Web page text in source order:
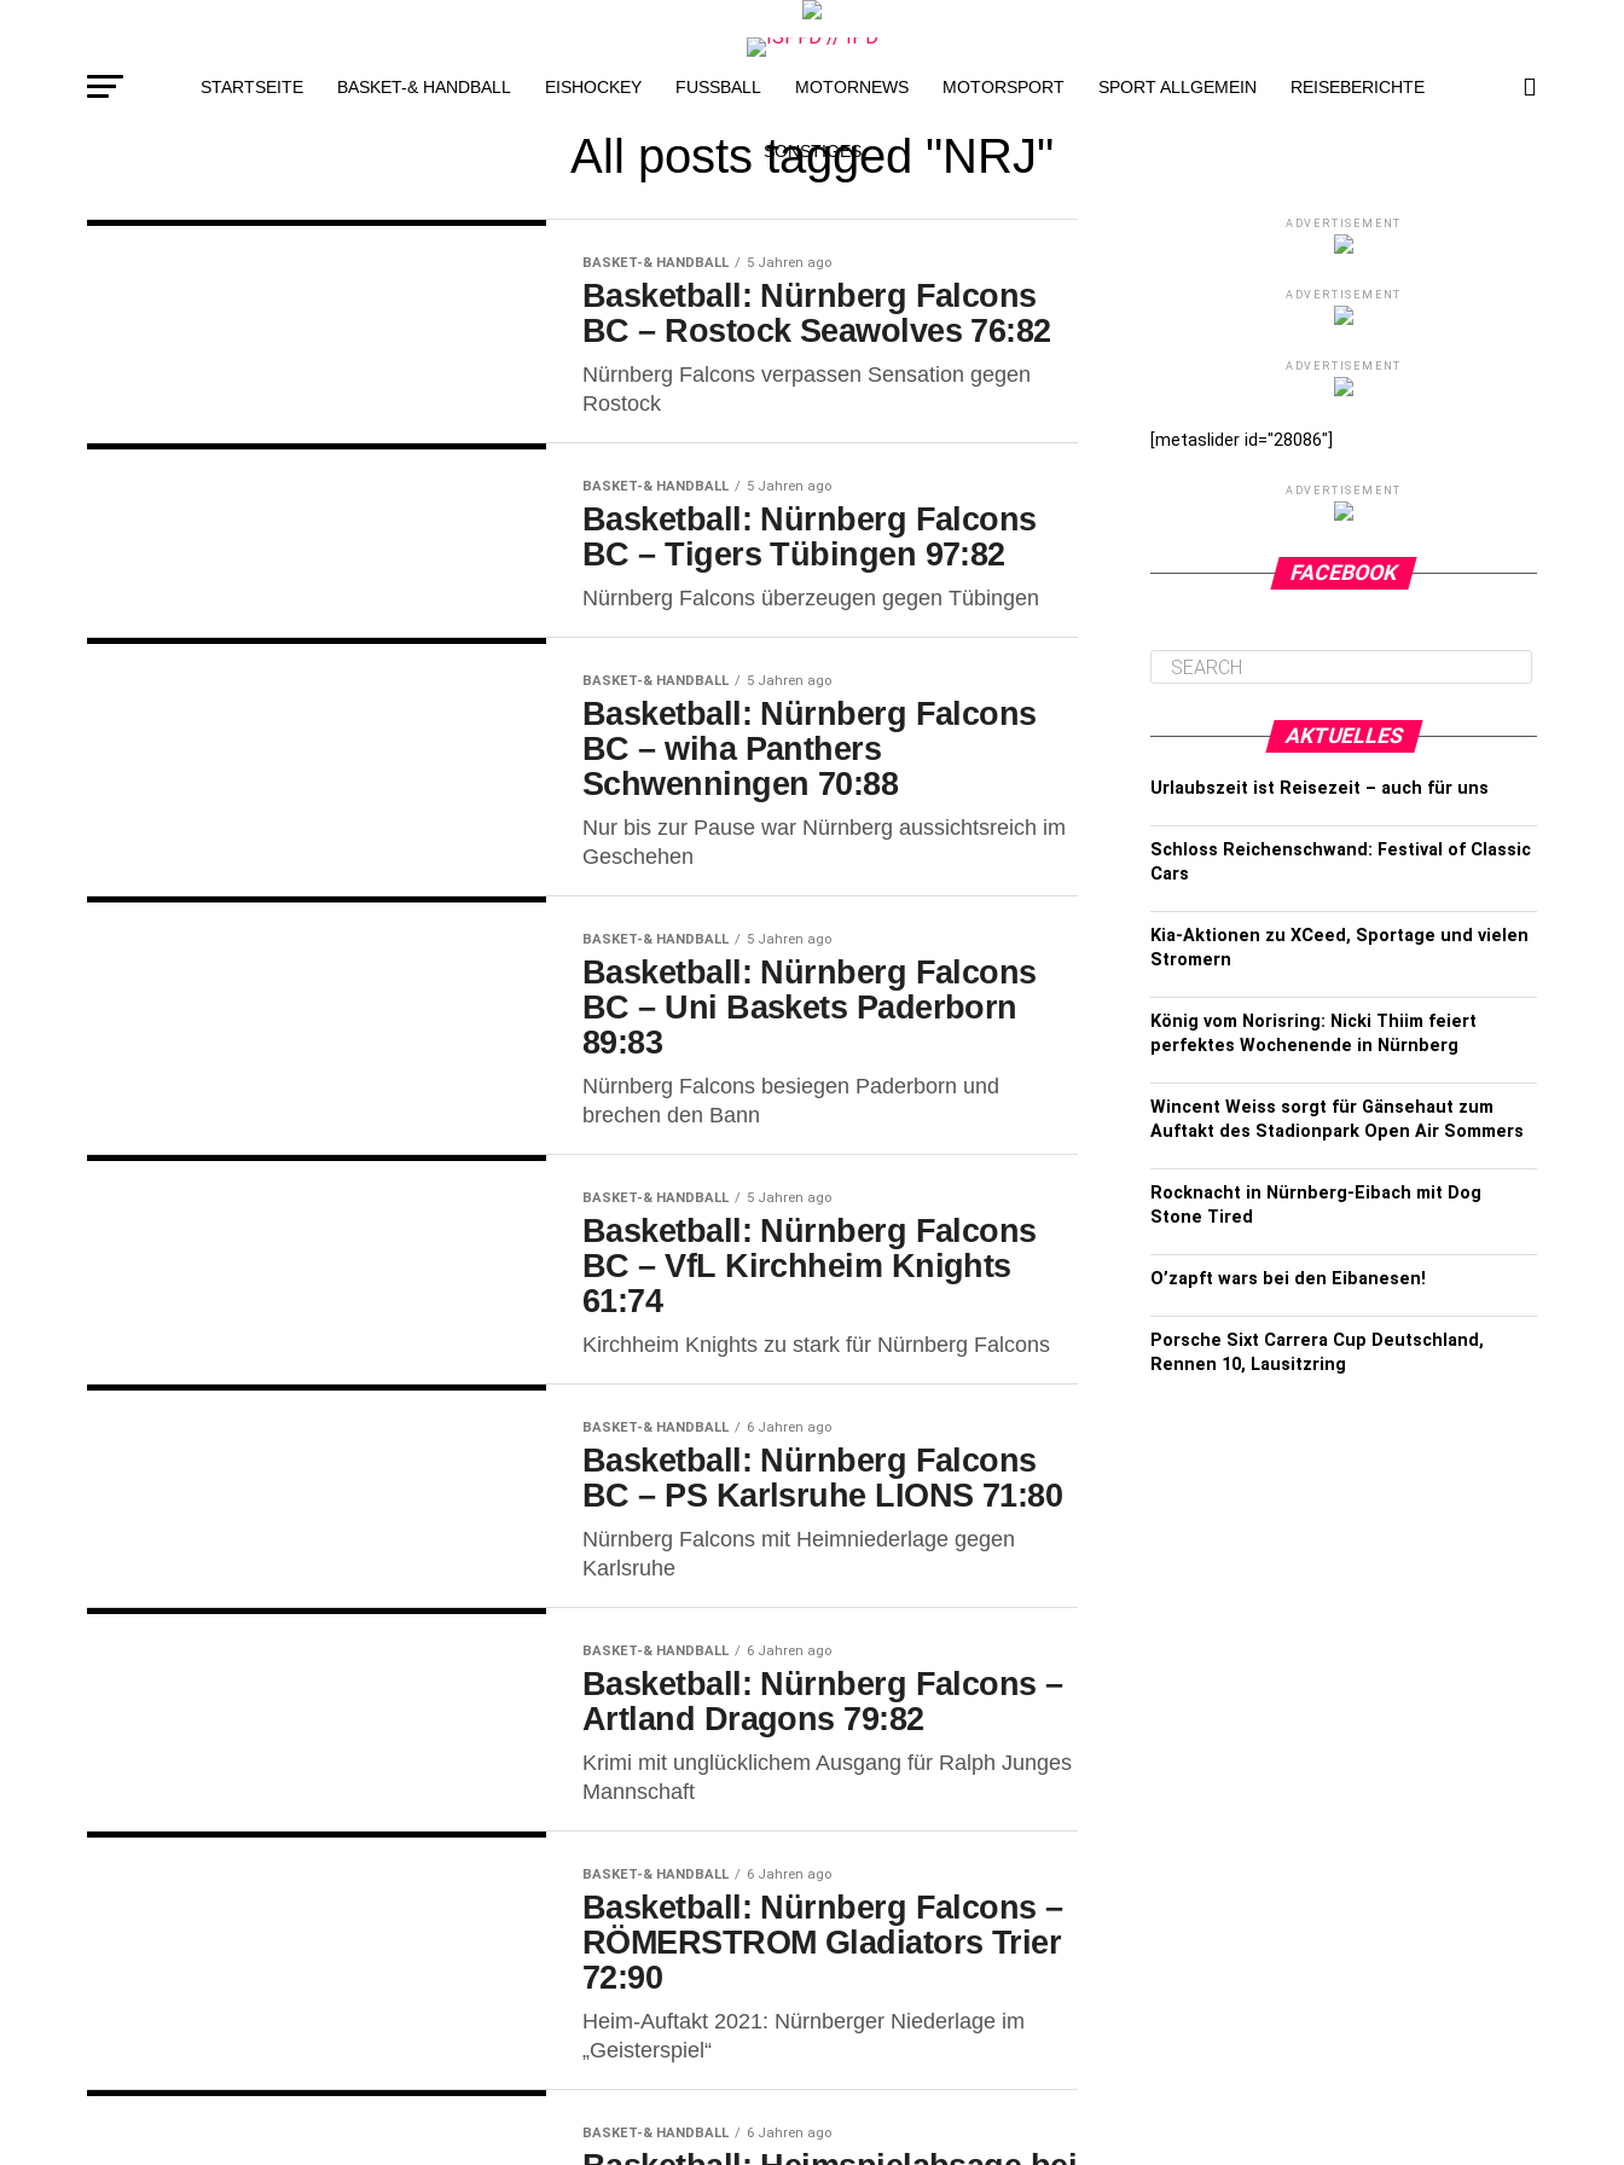
STARTSEITE BASKET-& HANDBALL EISHOCKEY FUSSBALL MOTORNEWS MOTORSPORT SPORT ALLGEMEIN REISEBERICHTE
SONSTIGES
All posts tagged "NRJ"
BASKET-& HANDBALL 5 Jahren ago
Basketball: Nürnberg Falcons
BC – Rostock Seawolves 76:82
Nürnberg Falcons verpassen Sensation gegen
Rostock
BASKET-& HANDBALL 5 Jahren ago
Basketball: Nürnberg Falcons
BC – Tigers Tübingen 97:82
Nürnberg Falcons überzeugen gegen Tübingen
BASKET-& HANDBALL 5 Jahren ago
Basketball: Nürnberg Falcons
BC – wiha Panthers
Schwenningen 70:88
Nur bis zur Pause war Nürnberg aussichtsreich im
Geschehen
BASKET-& HANDBALL 5 Jahren ago
Basketball: Nürnberg Falcons
BC – Uni Baskets Paderborn
89:83
Nürnberg Falcons besiegen Paderborn und
brechen den Bann
BASKET-& HANDBALL 5 Jahren ago
Basketball: Nürnberg Falcons
BC – VfL Kirchheim Knights
61:74
Kirchheim Knights zu stark für Nürnberg Falcons
BASKET-& HANDBALL 6 Jahren ago
Basketball: Nürnberg Falcons
BC – PS Karlsruhe LIONS 71:80
Nürnberg Falcons mit Heimniederlage gegen
Karlsruhe
BASKET-& HANDBALL 6 Jahren ago
Basketball: Nürnberg Falcons –
Artland Dragons 79:82
Krimi mit unglücklichem Ausgang für Ralph Junges
Mannschaft
BASKET-& HANDBALL 6 Jahren ago
Basketball: Nürnberg Falcons –
RÖMERSTROM Gladiators Trier
72:90
Heim-Auftakt 2021: Nürnberger Niederlage im
„Geisterspiel“
BASKET-& HANDBALL 6 Jahren ago
ADVERTISEMENT
ADVERTISEMENT
ADVERTISEMENT
[metaslider id="28086"]
ADVERTISEMENT
FACEBOOK
AKTUELLES
Urlaubszeit ist Reisezeit – auch für uns
Schloss Reichenschwand: Festival of Classic
Cars
Kia-Aktionen zu XCeed, Sportage und vielen
Stromern
König vom Norisring: Nicki Thiim feiert
perfektes Wochenende in Nürnberg
Wincent Weiss sorgt für Gänsehaut zum
Auftakt des Stadionpark Open Air Sommers
Rocknacht in Nürnberg-Eibach mit Dog
Stone Tired
O’zapft wars bei den Eibanesen!
Porsche Sixt Carrera Cup Deutschland,
Rennen 10, Lausitzring